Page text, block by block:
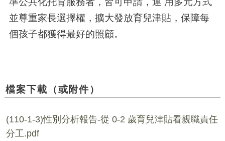
並尊重家長選擇權，擴大發放育兒津貼，保障每
個孩子都獲得最好的照顧。
檔案下載（或附件）
(110-1-3)性別分析報告-從 0-2 歲育兒津貼看親職責任
分工.pdf